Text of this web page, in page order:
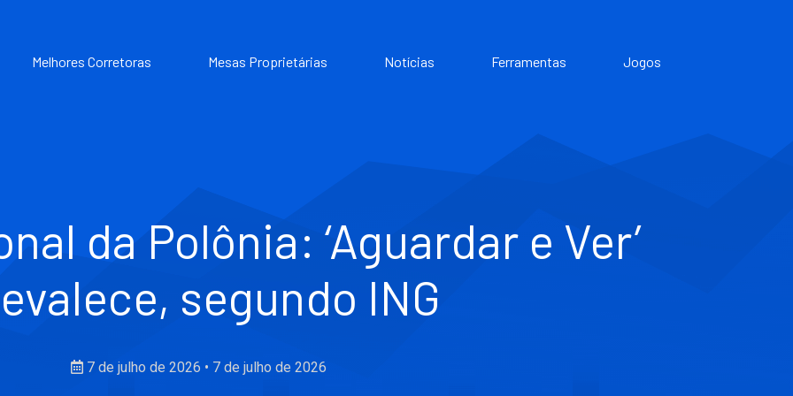
Melhores Corretoras Mesas Proprietárias Notícias Ferramentas Jogos
da Polônia: ‘Aguardar e Ver’
segundo ING
7 de julho de 2026 • 7 de julho de 2026